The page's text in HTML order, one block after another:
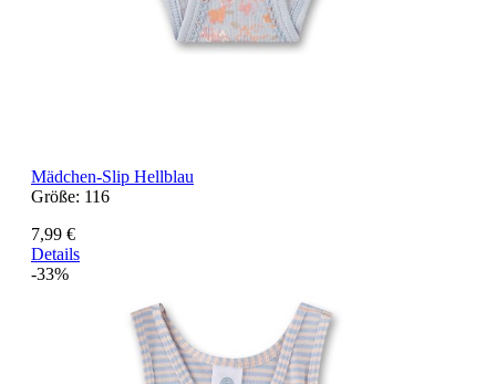
Mädchen-Slip Hellblau
Größe: 116
7,99 €
Details
-33%